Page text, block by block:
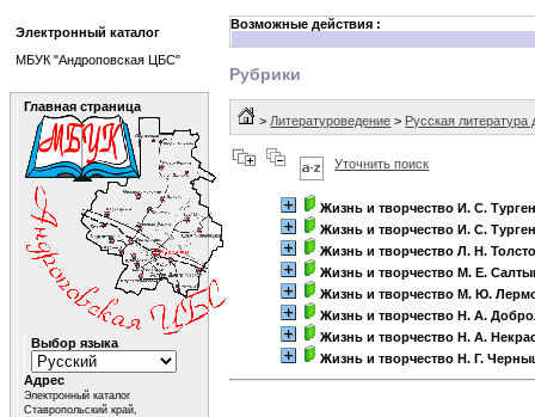
Возможные действия :
Рубрики
> Литературоведение > Русская литература
Уточнить поиск
Жизнь и творчество И. С.
Жизнь и творчество И. С.
Жизнь и творчество Л. Н.
Жизнь и творчество М. Е.
Жизнь и творчество М. Ю.
Жизнь и творчество Н. А.
Жизнь и творчество Н. А.
Жизнь и творчество Н. Г.
Электронный каталог
МБУК "Андроповская ЦБС"
Главная страница
Выбор языка
Адрес
Электронный каталог
Ставропольский край,